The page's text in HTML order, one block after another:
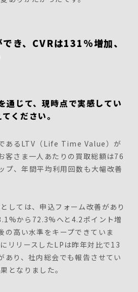
き、CVRは131%増加、
通じて、現時点で実感してい
ください。
あるLTV（Life Time Value）が
客さま一人あたりの買取総額は76
プ、年間平均利用回数も大幅改善
しては、申込フォーム改善があり
から72.3%へと4.2ポイント増
の高い水準をキープできていま
リリースしたLPは昨年対比で13
あり、社内総会でも報告させてい
となりました。